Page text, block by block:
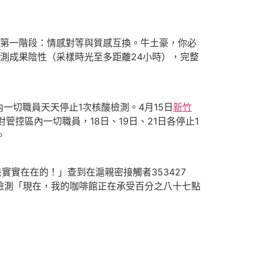
一階段：情感對等與質感互換。牛土豪，你必
成果陰性（采樣時光至多距離24小時），完整
職員天天停止1次核酸檢測。4月15日 新竹
控區內一切職員，18日、19日、21日各停止1
實在在的！」查到在滬親密接觸者353427
「現在，我的咖啡館正在承受百分之八十七點